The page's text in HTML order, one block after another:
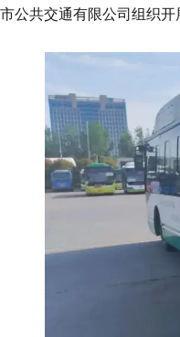
市公共交通有限公司组织开